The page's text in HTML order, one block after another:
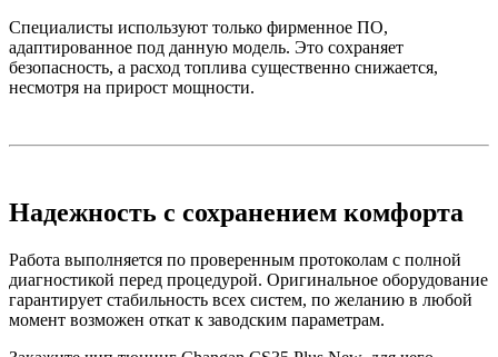
Специалисты используют только фирменное ПО,
адаптированное под данную модель. Это сохраняет
безопасность, а расход топлива существенно снижается,
несмотря на прирост мощности.
Надежность с сохранением комфорта
Работа выполняется по проверенным протоколам с полной
диагностикой перед процедурой. Оригинальное оборудование
гарантирует стабильность всех систем, по желанию в любой
момент возможен откат к заводским параметрам.